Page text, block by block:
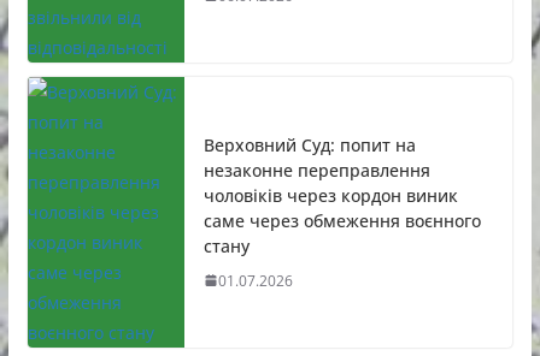
Верховний Суд: попит на
незаконне переправлення
чоловіків через кордон виник
саме через обмеження воєнного
стану
01.07.2026